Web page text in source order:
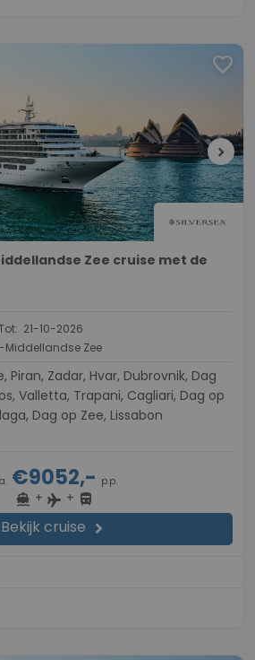
favorite
chevron_right
Zee cruise met de
21-10-2026
Middellandse Zee
Valletta, Trapani, Cagliari, Dag op
Dag op Zee, Lissabon
€9052,- p.p.
directions_boat + flight + directions_bus
Bekijk cruise chevron_right